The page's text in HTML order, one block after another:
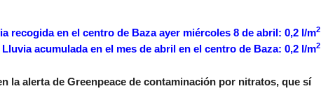
recogida en el centro de Baza ayer miércoles 8 de abril: 0,2 l/m2
Lluvia acumulada en el mes de abril en el centro de Baza: 0,2 l/m2
la alerta de Greenpeace de contaminación por nitratos, que sí